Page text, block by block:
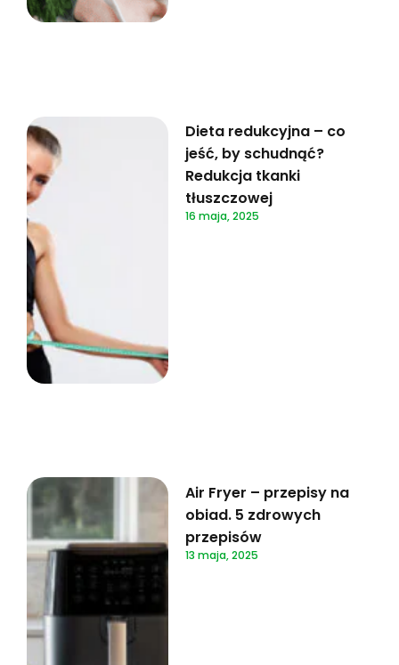
Dieta redukcyjna – co
jeść, by schudnąć?
Redukcja tkanki
tłuszczowej
16 maja, 2025
Air Fryer – przepisy na
obiad. 5 zdrowych
przepisów
13 maja, 2025